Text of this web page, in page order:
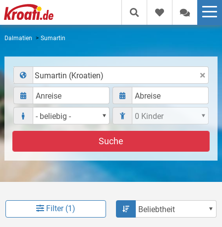
Dalmatien Sumartin
Sumartin (Kroatien)
Suche
Filter (1)